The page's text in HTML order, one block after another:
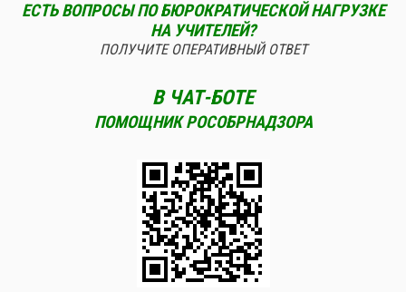
ЕСТЬ ВОПРОСЫ ПО БЮРОКРАТИЧЕСКОЙ НАГРУЗКЕ
НА УЧИТЕЛЕЙ?
ПОЛУЧИТЕ ОПЕРАТИВНЫЙ ОТВЕТ
В ЧАТ-БОТЕ
ПОМОЩНИК РОСОБРНАДЗОРА